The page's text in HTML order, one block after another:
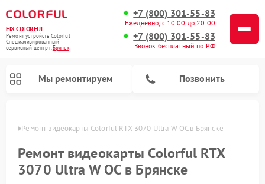
FIX-COLORFUL
Ремонт устройств Colorful
Специализированный
cервисный центр г.Брянск
+7 (800) 301-55-83
Ежедневно, с 10:00 до 20:00
+7 (800) 301-55-83
Звонок бесплатный по РФ
Мы ремонтируем Позвонить
Ремонт видеокарты Colorful RTX 3070 Ultra W OC в Брянске
Ремонт видеокарты Colorful RTX
3070 Ultra W OC в Брянске